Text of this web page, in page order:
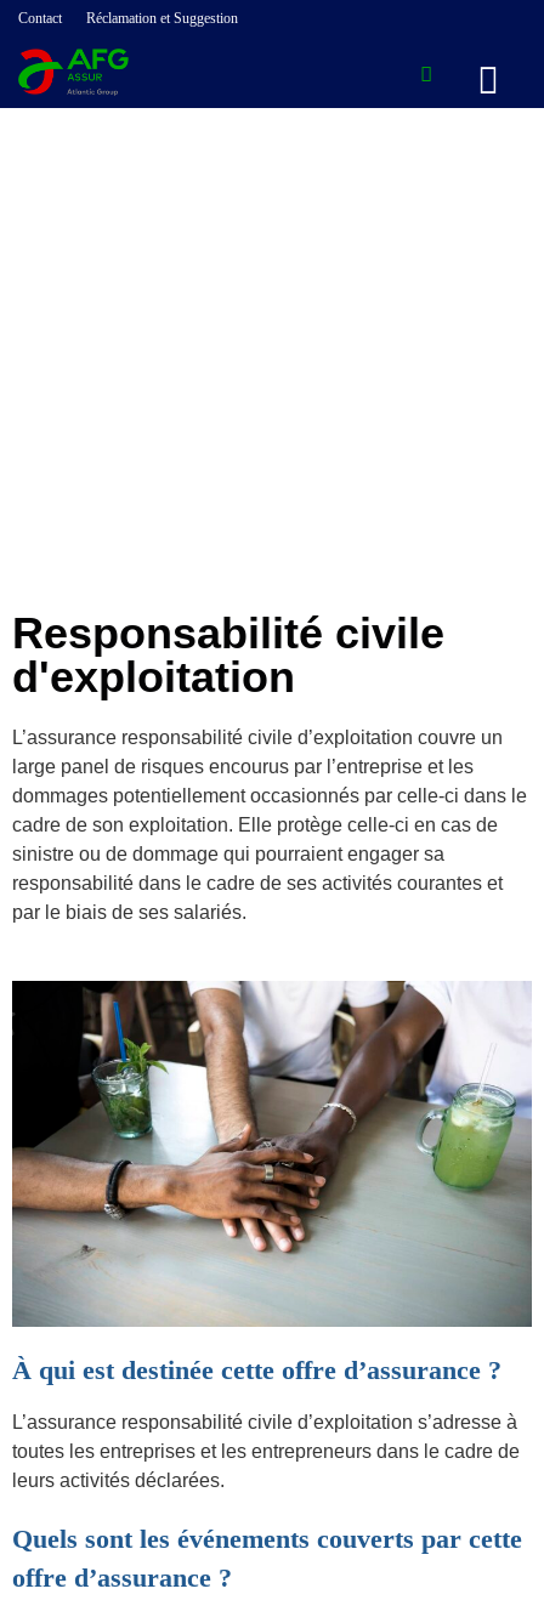
Contact Réclamation et Suggestion
Responsabilité civile
d'exploitation
L’assurance responsabilité civile d’exploitation couvre un
large panel de risques encourus par l’entreprise et les
dommages potentiellement occasionnés par celle-ci dans le
cadre de son exploitation. Elle protège celle-ci en cas de
sinistre ou de dommage qui pourraient engager sa
responsabilité dans le cadre de ses activités courantes et
par le biais de ses salariés.
À qui est destinée cette offre d’assurance ?
L’assurance responsabilité civile d’exploitation s’adresse à
toutes les entreprises et les entrepreneurs dans le cadre de
leurs activités déclarées.
Quels sont les événements couverts par cette
offre d’assurance ?